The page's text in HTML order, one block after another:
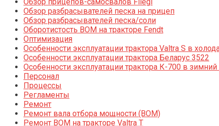
Обзор прицепов-самосвалов Fliegl
Обзор разбрасывателей песка на прицеп
Обзор разбрасывателей песка/соли
Оборотистость ВОМ на тракторе Fendt
Оптимизация
Особенности эксплуатации трактора Valtra S в
Особенности эксплуатации трактора Беларус 3522
Особенности эксплуатации трактора К-700 в
Персонал
Процессы
Регламенты
Ремонт
Ремонт вала отбора мощности (ВОМ)
Ремонт ВОМ на тракторе Valtra T